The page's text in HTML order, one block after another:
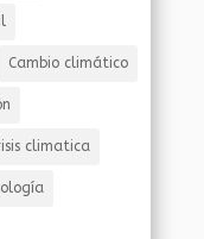
Cambio climático
climatica